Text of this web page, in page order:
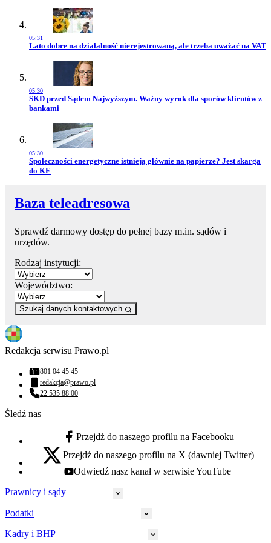
05:31
Przejdź do artykułu:
Lato dobre na działalność nierejestrowaną, ale trzeba uważać na VAT
05:30
Przejdź do artykułu:
SKD przed Sądem Najwyższym. Ważny wyrok dla sporów klientów z
bankami
05:30
Przejdź do artykułu:
Społeczności energetyczne istnieją głównie na papierze? Jest skarga
do KE
Baza teleadresowa
Sprawdź darmowy dostęp do pełnej bazy m.in. sądów i
urzędów.
Rodzaj instytucji:
Województwo:
Szukaj danych kontaktowych
Redakcja serwisu Prawo.pl
Numer telefonu:
801 04 45 45
Adres email:
redakcja@prawo.pl
Numer telefonu:
22 535 88 00
Śledź nas
facebook - otwiera się w nowej karcie
Przejdź do naszego profilu na Facebooku
x - otwiera się w nowej karcie
Przejdź do naszego profilu na X (dawniej Twitter)
youtube - otwiera się w nowej karcie
Odwiedź nasz kanał w serwisie YouTube
Prawnicy i sądy
Prawnicy
Podatki
Kadry i BHP